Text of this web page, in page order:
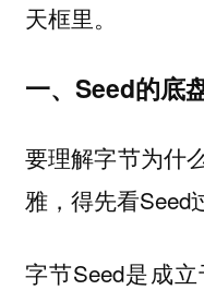
天框里。
一、Seed的底
要理解字节为什
雅，得先看Seed
字节Seed是成